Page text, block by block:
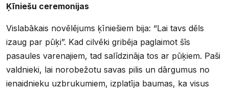
Ķīniešu ceremonijas
Vislabākais novēlējums ķīniešiem bija: “Lai tavs dēls
izaug par pūķi”. Kad cilvēki gribēja paglaimot šīs
pasaules varenajiem, tad salīdzināja tos ar pūķiem. Paši
valdnieki, lai norobežotu savas pilis un dārgumus no
ienaidnieku uzbrukumiem, izplatīja baumas, ka visus